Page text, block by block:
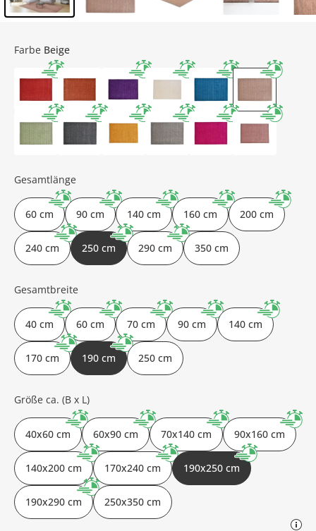
Farbe Beige
Gesamtlänge
60 cm 90 cm 140 cm 160 cm 200 cm
240 cm 250 cm 290 cm 350 cm
Gesamtbreite
40 cm 60 cm 70 cm 90 cm 140 cm
170 cm 190 cm 250 cm
Größe ca. (B x L)
40x60 cm 60x90 cm 70x140 cm 90x160 cm
140x200 cm 170x240 cm 190x250 cm
190x290 cm 250x350 cm